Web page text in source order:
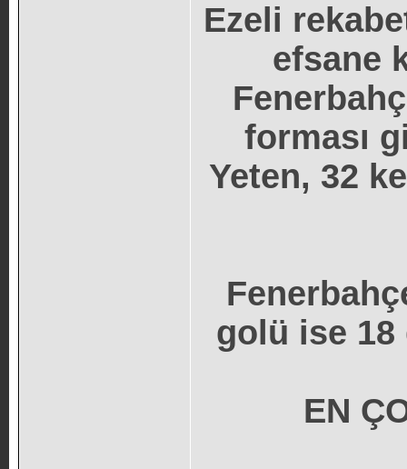
Ezeli
efsane
forması
Yeten, 32
golü ise
EN